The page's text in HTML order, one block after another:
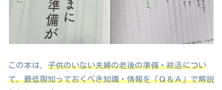
この本は、 子供のいない夫婦の老後の準備・終活につい
て、最低限知っておくべき知識・情報を「Ｑ＆Ａ」で解説